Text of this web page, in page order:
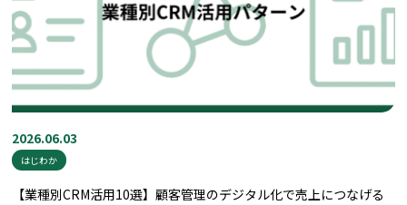
2026.06.03
はじわか
【業種別CRM活用10選】顧客管理のデジタル化で売上につなげる